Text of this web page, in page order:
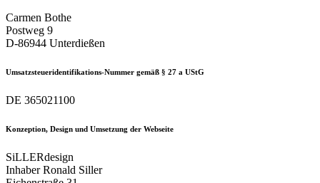
Carmen Bothe
Postweg 9
D-86944 Unterdießen
Umsatzsteueridentifikations-Nummer gemäß § 27 a UStG
DE 365021100
Konzeption, Design und Umsetzung der Webseite
SiLLERdesign
Inhaber Ronald Siller